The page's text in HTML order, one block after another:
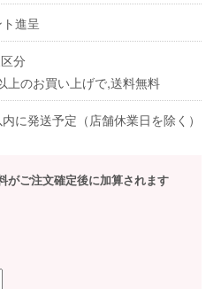
進呈
分
上のお買い上げで,送料無料
に発送予定（店舗休業日を除く）
がご注文確定後に加算されます